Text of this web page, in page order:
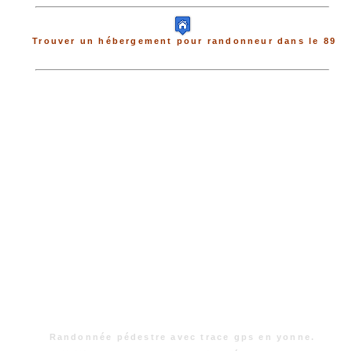
Trouver un hébergement pour randonneur dans le 89
Randonnée pédestre avec trace gps en yonne.